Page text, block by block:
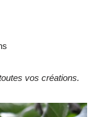
vos créations.